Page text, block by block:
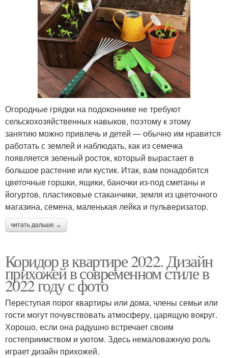
Огородные грядки на подоконнике не требуют
сельскохозяйственных навыков, поэтому к этому
занятию можно привлечь и детей — обычно им нравится
работать с землей и наблюдать, как из семечка
появляется зеленый росток, который вырастает в
большое растение или кустик. Итак, вам понадобятся
цветочные горшки, ящики, баночки из-под сметаны и
йогуртов, пластиковые стаканчики, земля из цветочного
магазина, семена, маленькая лейка и пульверизатор.
читать дальше →
Коридор в квартире 2022. Дизайн
прихожей в современном стиле в
2022 году с фото
Переступая порог квартиры или дома, члены семьи или
гости могут почувствовать атмосферу, царящую вокруг.
Хорошо, если она радушно встречает своим
гостеприимством и уютом. Здесь немаловажную роль
играет дизайн прихожей.